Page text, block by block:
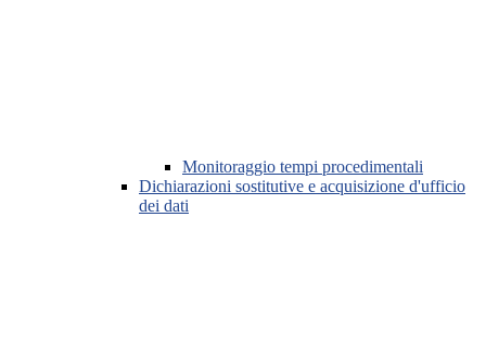
Monitoraggio tempi procedimentali
Dichiarazioni sostitutive e acquisizione d'ufficio
dei dati